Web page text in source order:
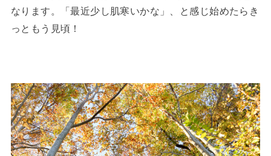
なります。「最近少し肌寒いかな」、と感じ始めたらき
っともう見頃！